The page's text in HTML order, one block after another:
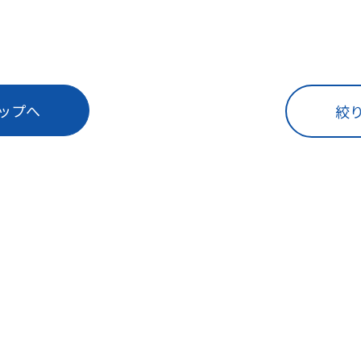
プへ 絞